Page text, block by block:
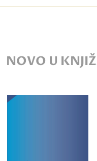
NOVO U